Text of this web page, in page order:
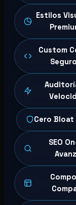
Estilos
Custom
Seguro
Cero Bloat
SEO